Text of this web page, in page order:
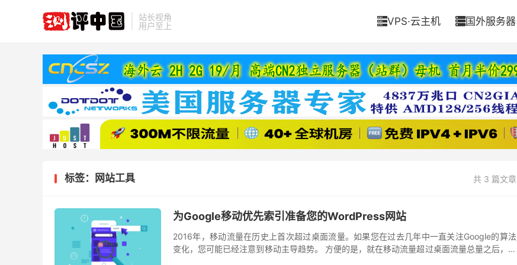
站长视角
用户至上
VPS·云主机 国外服务器
共 3 篇文章
标签：网站工具
为Google移动优先索引准备您的WordPress网站
2016年，移动流量在历史上首次超过桌面流量。如果您在过去几年中一直关注Google的算法
变化，您可能已经注意到移动主导趋势。 方便的是，就在移动流量超过桌面流量总量之后，谷